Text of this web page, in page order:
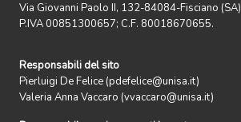
Via Giovanni Paolo II, 132-84084-Fisciano (SA)
P.IVA 00851300657; C.F. 80018670655.
Responsabili del sito
Pierluigi De Felice (pdefelice@unisa.it)
Valeria Anna Vaccaro (vvaccaro@unisa.it)